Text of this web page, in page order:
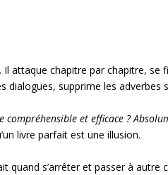
attaque chapitre par chapitre, se
supprime les adverbes
et efficace ?
livre parfait est une illusion.
quand s’arrêter et passer à autre